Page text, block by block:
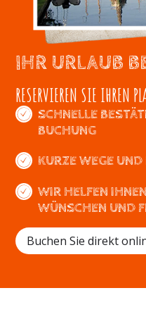
IHR URLAUB
RESERVIEREN SIE IHREN
SCHNELLE
BUCHUNG
KURZE WEGE
WIR HELFEN
WÜNSCHEN UND
Buchen Sie direkt